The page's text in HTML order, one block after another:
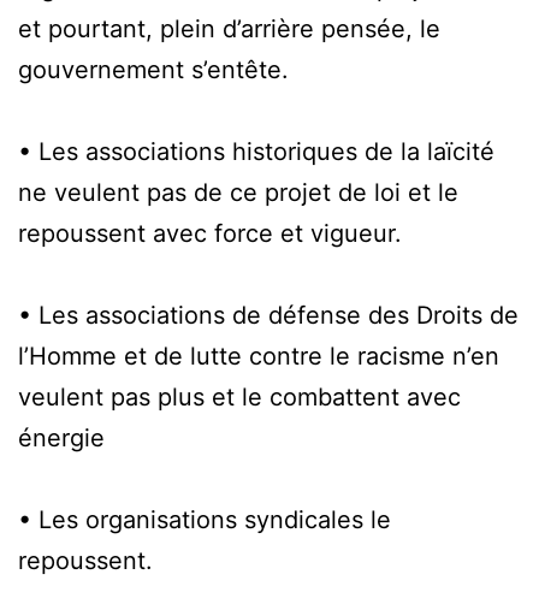
et pourtant, plein d’arrière pensée, le
gouvernement s’entête.
• Les associations historiques de la laïcité
ne veulent pas de ce projet de loi et le
repoussent avec force et vigueur.
• Les associations de défense des Droits de
l’Homme et de lutte contre le racisme n’en
veulent pas plus et le combattent avec
énergie
• Les organisations syndicales le
repoussent.